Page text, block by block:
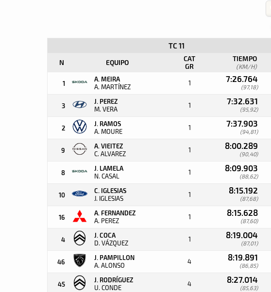
TC 11
N EQUIPO
CAT
GR
TIEMPO
(KM/H)
1
A. MEIRA
A. MARTÍNEZ 1 7:26.764
(97,18)
3
J. PEREZ
M. VERA 1 7:32.631
(95,92)
2
J. RAMOS
A. MOURE 1 7:37.903
(94,81)
9
A. VIEITEZ
C. ALVAREZ 1 8:00.289
(90,40)
8
J. LAMELA
N. CASAL 1 8:09.903
(88,62)
10
C. IGLESIAS
J. IGLESIAS 1 8:15.192
(87,68)
16
A. FERNANDEZ
A. PEREZ 1 8:15.628
(87,60)
4
J. COCA
D. VÁZQUEZ 1 8:19.004
(87,01)
46
J. PAMPILLON
A. ALONSO 4 8:19.891
(86,85)
45
J. RODRÍGUEZ
U. CONDE 4 8:27.014
(85,63)